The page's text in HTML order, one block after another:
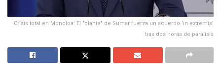
Crisis total en Moncloa: El "plante" de Sumar fuerza un acuerdo ‘in extremis’
tras dos horas de parálisis